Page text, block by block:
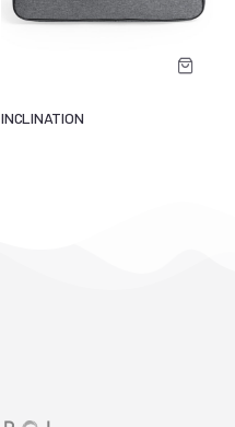
INCLINATION